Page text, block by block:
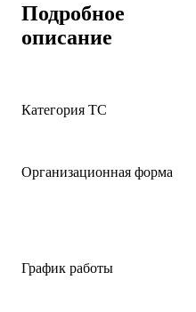
Подробное
описание
Категория ТС
Организационная форма
График работы